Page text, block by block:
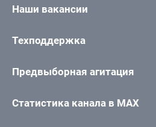
Наши вакансии
Техподдержка
Предвыборная агитация
Статистика канала в MAX